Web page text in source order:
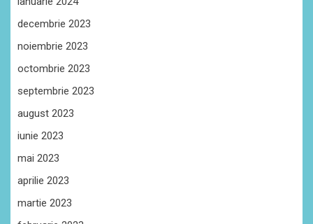
decembrie 2023
noiembrie 2023
octombrie 2023
septembrie 2023
august 2023
iunie 2023
mai 2023
aprilie 2023
martie 2023